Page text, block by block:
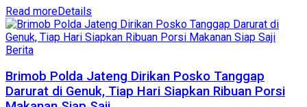
Read moreDetails
Berita
Brimob Polda Jateng Dirikan Posko Tanggap
Darurat di Genuk, Tiap Hari Siapkan Ribuan Porsi